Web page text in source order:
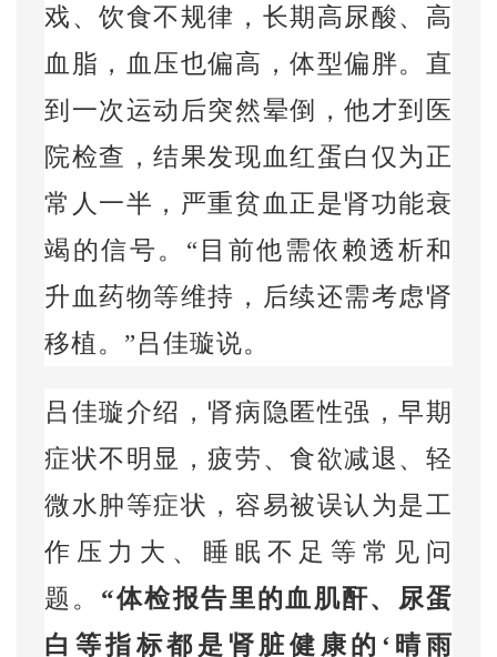
戏、饮食不规律，长期高尿酸、高
血脂，血压也偏高，体型偏胖。直
到一次运动后突然晕倒，他才到医
院检查，结果发现血红蛋白仅为正
常人一半，严重贫血正是肾功能衰
竭的信号。“目前他需依赖透析和
升血药物等维持，后续还需考虑肾
移植。”吕佳璇说。
吕佳璇介绍，肾病隐匿性强，早期
症状不明显，疲劳、食欲减退、轻
微水肿等症状，容易被误认为是工
作压力大、睡眠不足等常见问
题。 “体检报告里的血肌酐、尿蛋
白等指标都是肾脏健康的‘晴雨